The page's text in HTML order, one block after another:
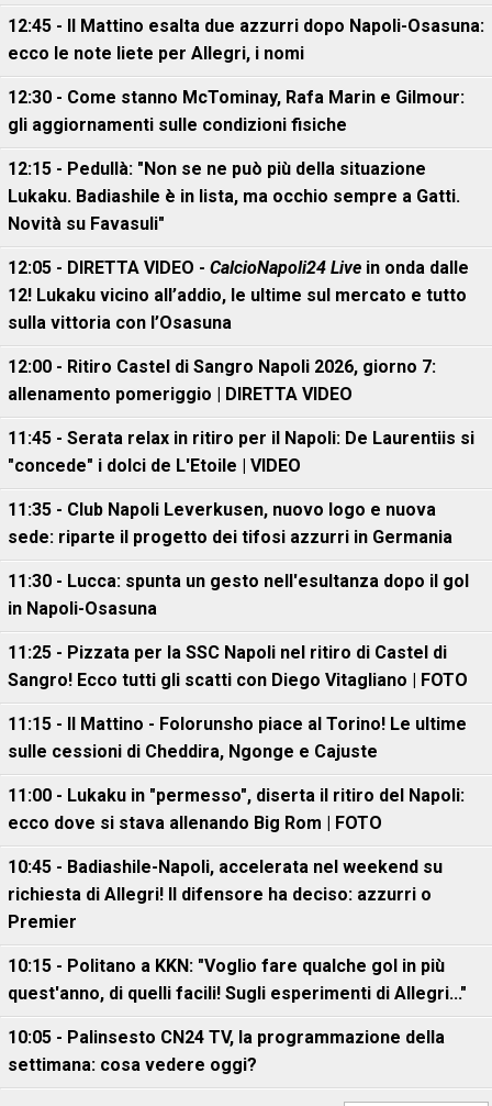
12:45 - Il Mattino esalta due azzurri dopo Napoli-Osasuna:
ecco le note liete per Allegri, i nomi
12:30 - Come stanno McTominay, Rafa Marin e Gilmour:
gli aggiornamenti sulle condizioni fisiche
12:15 - Pedullà: "Non se ne può più della situazione
Lukaku. Badiashile è in lista, ma occhio sempre a Gatti.
Novità su Favasuli"
12:05 - DIRETTA VIDEO - CalcioNapoli24 Live in onda dalle
12! Lukaku vicino all’addio, le ultime sul mercato e tutto
sulla vittoria con l’Osasuna
12:00 - Ritiro Castel di Sangro Napoli 2026, giorno 7:
allenamento pomeriggio | DIRETTA VIDEO
11:45 - Serata relax in ritiro per il Napoli: De Laurentiis si
"concede" i dolci de L'Etoile | VIDEO
11:35 - Club Napoli Leverkusen, nuovo logo e nuova
sede: riparte il progetto dei tifosi azzurri in Germania
11:30 - Lucca: spunta un gesto nell'esultanza dopo il gol
in Napoli-Osasuna
11:25 - Pizzata per la SSC Napoli nel ritiro di Castel di
Sangro! Ecco tutti gli scatti con Diego Vitagliano | FOTO
11:15 - Il Mattino - Folorunsho piace al Torino! Le ultime
sulle cessioni di Cheddira, Ngonge e Cajuste
11:00 - Lukaku in "permesso", diserta il ritiro del Napoli:
ecco dove si stava allenando Big Rom | FOTO
10:45 - Badiashile-Napoli, accelerata nel weekend su
richiesta di Allegri! Il difensore ha deciso: azzurri o
Premier
10:15 - Politano a KKN: "Voglio fare qualche gol in più
quest'anno, di quelli facili! Sugli esperimenti di Allegri..."
10:05 - Palinsesto CN24 TV, la programmazione della
settimana: cosa vedere oggi?